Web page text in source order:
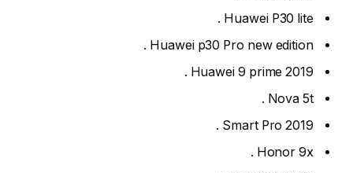
Huawei P30 lite .
Huawei p30 Pro new edition .
Huawei 9 prime 2019 .
Nova 5t .
Smart Pro 2019 .
Honor 9x .